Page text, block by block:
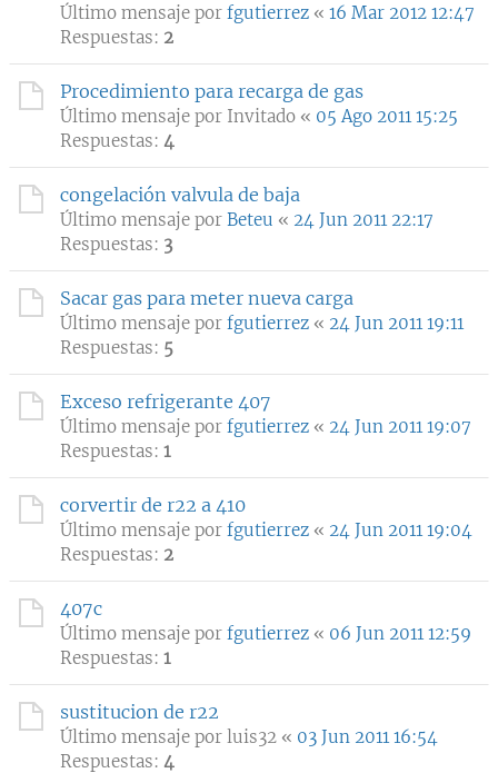
Último mensaje por fgutierrez « 16 Mar 2012 12:47
Respuestas: 2
Procedimiento para recarga de gas
Último mensaje por Invitado « 05 Ago 2011 15:25
Respuestas: 4
congelación valvula de baja
Último mensaje por Beteu « 24 Jun 2011 22:17
Respuestas: 3
Sacar gas para meter nueva carga
Último mensaje por fgutierrez « 24 Jun 2011 19:11
Respuestas: 5
Exceso refrigerante 407
Último mensaje por fgutierrez « 24 Jun 2011 19:07
Respuestas: 1
corvertir de r22 a 410
Último mensaje por fgutierrez « 24 Jun 2011 19:04
Respuestas: 2
407c
Último mensaje por fgutierrez « 06 Jun 2011 12:59
Respuestas: 1
sustitucion de r22
Último mensaje por luis32 « 03 Jun 2011 16:54
Respuestas: 4